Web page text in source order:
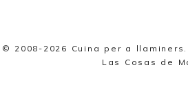
© 2008-2026 Cuina per a llaminers
Las Cosas de